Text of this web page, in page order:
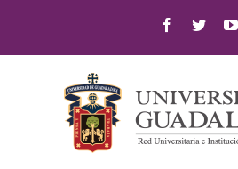
content
Facebook
Twitter